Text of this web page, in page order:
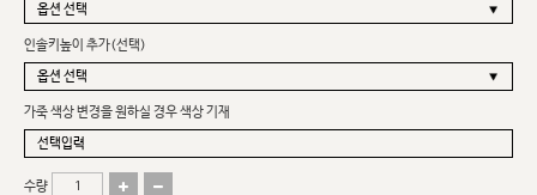
인솔키높이 추가(선택)
가죽 색상 변경을 원하실 경우 색상 기재
수량